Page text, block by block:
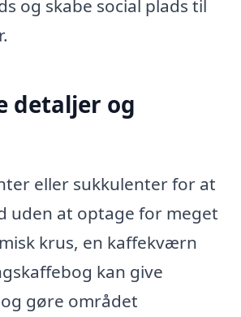
og skabe social plads til
detaljer og
eller sukkulenter for at
uden at optage for meget
krus, en kaffekværn
kan give
gøre området